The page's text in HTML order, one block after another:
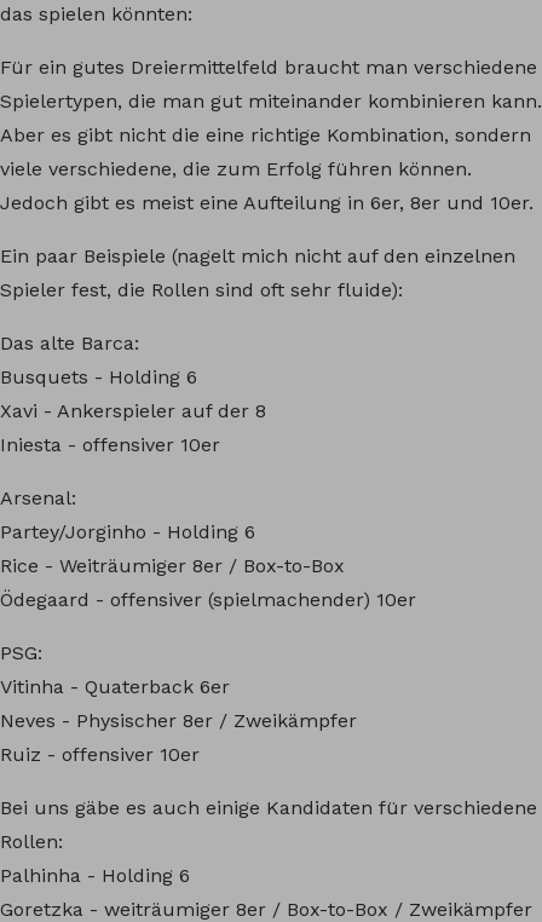
das spielen könnten:
Für ein gutes Dreiermittelfeld braucht man verschiedene
Spielertypen, die man gut miteinander kombinieren kann.
Aber es gibt nicht die eine richtige Kombination, sondern
viele verschiedene, die zum Erfolg führen können.
Jedoch gibt es meist eine Aufteilung in 6er, 8er und 10er.
Ein paar Beispiele (nagelt mich nicht auf den einzelnen
Spieler fest, die Rollen sind oft sehr fluide):
Das alte Barca:
Busquets - Holding 6
Xavi - Ankerspieler auf der 8
Iniesta - offensiver 10er
Arsenal:
Partey/Jorginho - Holding 6
Rice - Weiträumiger 8er / Box-to-Box
Ödegaard - offensiver (spielmachender) 10er
PSG:
Vitinha - Quaterback 6er
Neves - Physischer 8er / Zweikämpfer
Ruiz - offensiver 10er
Bei uns gäbe es auch einige Kandidaten für verschiedene
Rollen:
Palhinha - Holding 6
Goretzka - weiträumiger 8er / Box-to-Box / Zweikämpfer